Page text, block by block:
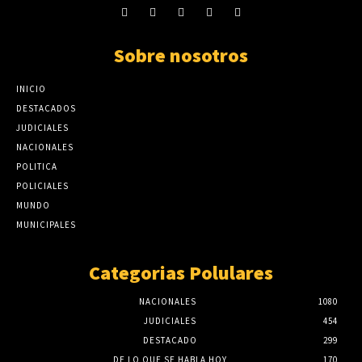
Sobre nosotros
INICIO
DESTACADOS
JUDICIALES
NACIONALES
POLITICA
POLICIALES
MUNDO
MUNICIPALES
Categorias Polulares
NACIONALES
1080
JUDICIALES
454
DESTACADO
299
DE LO QUE SE HABLA HOY
170